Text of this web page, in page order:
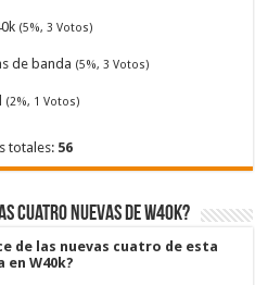
(5%, 3 Votos)
de banda (5%, 3 Votos)
(2%, 1 Votos)
totales: 56
cuatro nuevas de W40k?
de las nuevas cuatro de esta
en W40k?